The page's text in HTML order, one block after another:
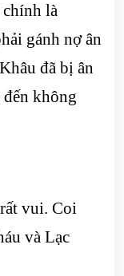
là
gánh nợ ân
đã bị ân
không
vui. Coi
và Lạc